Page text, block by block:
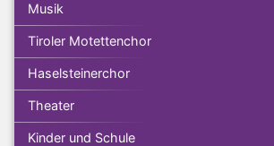
Musik
Tiroler Motettenchor
Haselsteinerchor
Theater
Kinder und Schule